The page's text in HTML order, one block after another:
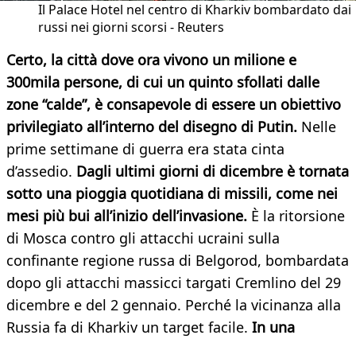
Il Palace Hotel nel centro di Kharkiv bombardato dai
russi nei giorni scorsi - Reuters
Certo, la città dove ora vivono un milione e
300mila persone, di cui un quinto sfollati dalle
zone “calde”, è consapevole di essere un obiettivo
privilegiato all’interno del disegno di Putin. Nelle
prime settimane di guerra era stata cinta
d’assedio. Dagli ultimi giorni di dicembre è tornata
sotto una pioggia quotidiana di missili, come nei
mesi più bui all’inizio dell’invasione. È la ritorsione
di Mosca contro gli attacchi ucraini sulla
confinante regione russa di Belgorod, bombardata
dopo gli attacchi massicci targati Cremlino del 29
dicembre e del 2 gennaio. Perché la vicinanza alla
Russia fa di Kharkiv un target facile. In una